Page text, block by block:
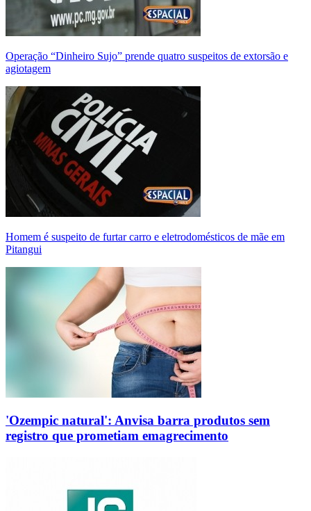
Operação “Dinheiro Sujo” prende quatro suspeitos de extorsão e
agiotagem
Homem é suspeito de furtar carro e eletrodomésticos de mãe em
Pitangui
'Ozempic natural': Anvisa barra produtos sem
registro que prometiam emagrecimento